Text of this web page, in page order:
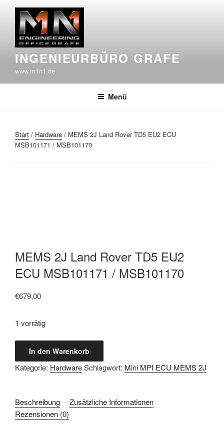
springen
INGENIEURBÜRO GRAFE
www.m1n1.de
Menü
Start / Hardware / MEMS 2J Land Rover TD5 EU2 ECU
MSB101171 / MSB101170
MEMS 2J Land Rover TD5 EU2
ECU MSB101171 / MSB101170
€679,00
1 vorrätig
MEMS
2J
Land
EU2
ECU
In den Warenkorb
Kategorie: HardwareSchlagwort: Mini MPI ECU MEMS 2J
Beschreibung
Zusätzliche Informationen
Rezensionen (0)